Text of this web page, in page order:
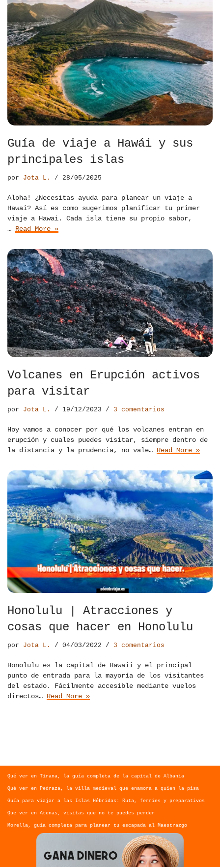
Guía de viaje a Hawái y sus
principales islas
por Jota L. 28/05/2025
Aloha! ¿Necesitas ayuda para planear un viaje a
Hawai? Así es como sugerimos planificar tu primer
viaje a Hawai. Cada isla tiene su propio sabor,
… Read More »
Volcanes en Erupción activos
para visitar
por Jota L. 19/12/2023 3 comentarios
Hoy vamos a conocer por qué los volcanes entran en
erupción y cuales puedes visitar, siempre dentro de
la distancia y la prudencia, no vale… Read More »
Honolulu | Atracciones y
cosas que hacer en Honolulu
por Jota L. 04/03/2022 3 comentarios
Honolulu es la capital de Hawaii y el principal
punto de entrada para la mayoría de los visitantes
del estado. Fácilmente accesible mediante vuelos
directos… Read More »
Qué ver en Tirana, la guía completa de la capital de Albania
Qué ver en Pedraza, la villa medieval que enamora a quien la pisa
Guía para viajar a las Islas Hébridas: Ruta, ferries y preparativos
Que ver en Atenas, visitas que no te puedes perder
Morella, guía completa para planear tu escapada al Maestrazgo